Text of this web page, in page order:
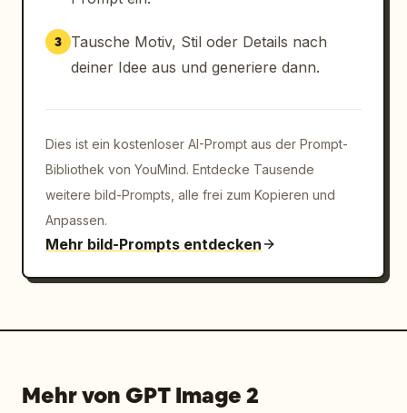
liegen.
3
Tausche Motiv, Stil oder Details nach
deiner Idee aus und generiere dann.
Dies ist ein kostenloser AI-Prompt aus der Prompt-
Bibliothek von YouMind. Entdecke Tausende
weitere bild-Prompts, alle frei zum Kopieren und
Anpassen.
Mehr bild-Prompts entdecken
Mehr von GPT Image 2